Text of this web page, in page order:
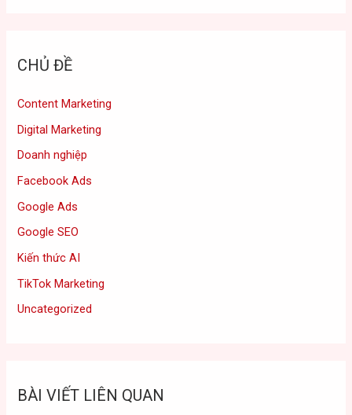
CHỦ ĐỀ
Content Marketing
Digital Marketing
Doanh nghiệp
Facebook Ads
Google Ads
Google SEO
Kiến thức AI
TikTok Marketing
Uncategorized
BÀI VIẾT LIÊN QUAN